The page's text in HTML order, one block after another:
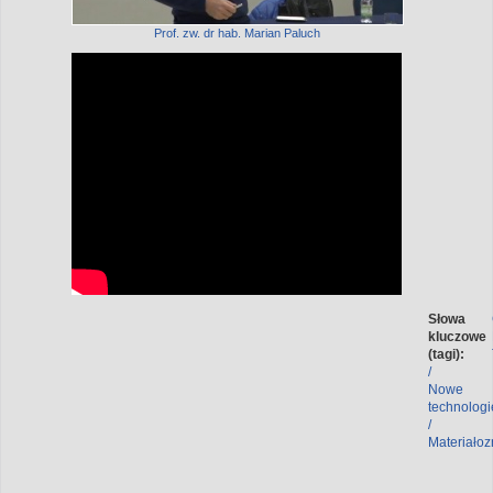
Prof. zw. dr hab. Marian Paluch
Słowa
kluczowe
(tagi):
/
Nowe
/